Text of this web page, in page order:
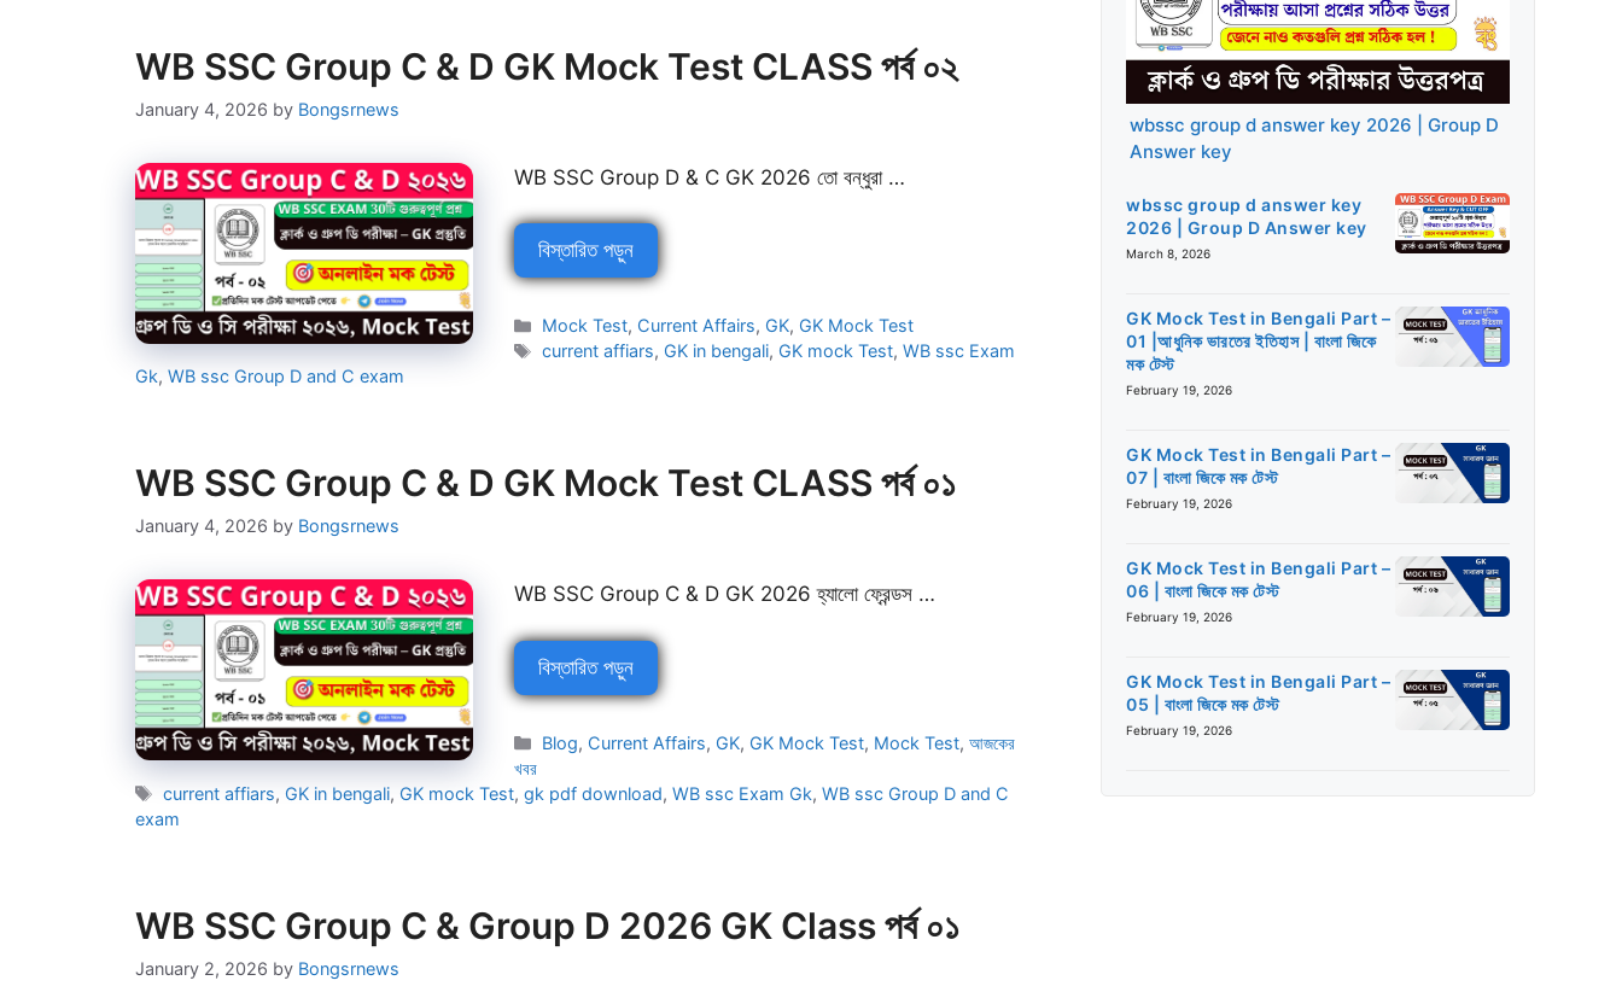
WB SSC Group C & D GK Mock Test CLASS পর্ব ০২
January 4, 2026 by Bongsrnews
WB SSC Group D & C GK 2026 তো বন্ধুরা …
বিস্তারিত পড়ুন
Categories
Mock Test, Current Affairs, GK, GK Mock Test
Tags
current affiars, GK in bengali, GK mock Test,WB ssc Exam
Gk, WB ssc Group D and C exam
WB SSC Group C & D GK Mock Test CLASS পর্ব ০১
January 4, 2026 by Bongsrnews
WB SSC Group C & D GK 2026 হ্যালো ফ্রেন্ডস …
বিস্তারিত পড়ুন
Categories
Blog, Current Affairs, GK, GK Mock Test, Mock Test,আজকের
খবর
Tags
current affiars,GK in bengali,GK mock Test,gk pdf download,WB ssc Exam Gk,WB ssc Group D and C
exam
WB SSC Group C & Group D 2026 GK Class পর্ব ০১
January 2, 2026 by Bongsrnews
wbssc group d answer key 2026 | Group D
Answer key
wbssc group d answer key
2026 | Group D Answer key
March 8, 2026
GK Mock Test in Bengali Part –
01 |আধুনিক ভারতের ইতিহাস | বাংলা জিকে
মক টেস্ট
February 19, 2026
GK Mock Test in Bengali Part –
07 | বাংলা জিকে মক টেস্ট
February 19, 2026
GK Mock Test in Bengali Part –
06 | বাংলা জিকে মক টেস্ট
February 19, 2026
GK Mock Test in Bengali Part –
05 | বাংলা জিকে মক টেস্ট
February 19, 2026